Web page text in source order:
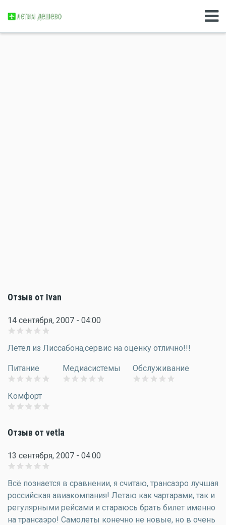
Отзыв от Ivan
14 сентября, 2007 - 04:00
Летел из Лиссабона,сервис на оценку отлично!!!
Питание Медиасистемы Обслуживание
Комфорт
Отзыв от vetla
13 сентября, 2007 - 04:00
Всё познается в сравнении, я считаю, трансаэро лучшая
российская авиакомпания! Летаю как чартарами, так и
регулярными рейсами и стараюсь брать билет именно
на трансаэро! Самолеты конечно не новые, но в очень